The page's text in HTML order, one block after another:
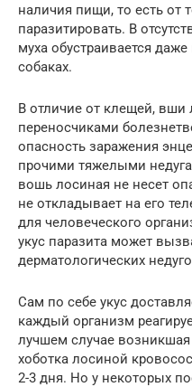
наличия пищи, то есть от
паразитировать. В
муха обустраивается
собаках.
В отличие от клещей,
переносчиками
опасность заражения
прочими тяжелыми
вошь лосиная не несет
не откладывает на его
для человеческого
укус паразита может
дерматологических
Сам по себе укус
каждый организм
лучшем случае
хоботка лосиной
2-3 дня. Но у некоторых